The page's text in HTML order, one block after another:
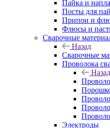
Пайка и
Посты для
Припои и
Флюсы и
Сварочные
Назад
Сварочные
Проволока
Назад
Электроды